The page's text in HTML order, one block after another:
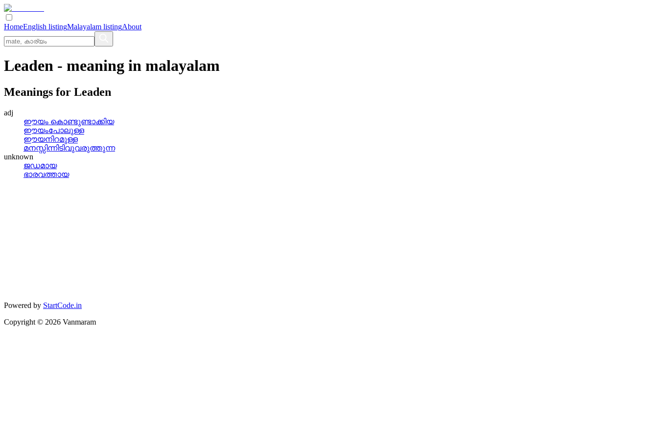
HomeEnglish listingMalayalam listingAbout
Leaden - meaning in malayalam
Meanings for Leaden
adj
ഈയം കൊണ്ടുണ്ടാക്കിയ
ഈയംപോലുള്ള
ഈയനിറമുള്ള
മനസ്സിന്നിടിവുവരുത്തുന്ന
unknown
ജഡമായ
ഭാരവത്തായ
Powered by StartCode.in
Copyright © 2026 Vanmaram